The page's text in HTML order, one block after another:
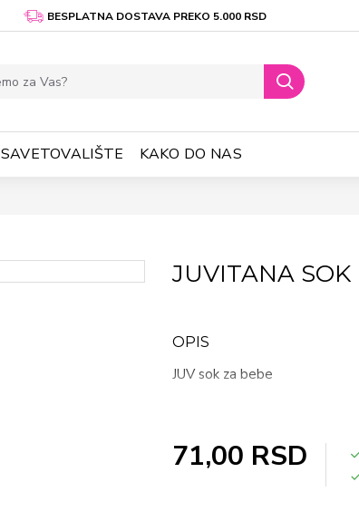
BESPLATNA DOSTAVA PREKO 5.000 RSD
SAVETOVALIŠTE KAKO DO NAS
JUVITANA SOK
OPIS
JUV sok za bebe
71,00 RSD